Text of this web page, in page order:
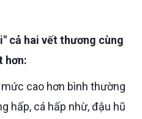
hơn:
hấp, cá hấp nhừ, đậu hũ